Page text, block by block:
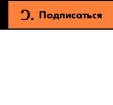
Подписаться